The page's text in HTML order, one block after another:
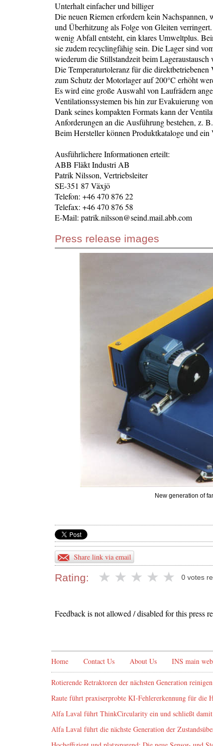
Unterhalt einfacher und billiger
Die neuen Riemen erfordern kein
und Überhitzung als Folge von Gleiten
wenig Abfall entsteht, ein klares Umweltplus.
sie zudem recyclingfähig sein. Die Lager sind
wiederum die Stillstandzeit beim Lageraustausch
Die Temperaturtoleranz für die
zum Schutz der Motorlager auf 200°C erhöht
Es wird eine große Auswahl von Laufrädern
Ventilationssystemen bis hin zur Evakuierung
Dank seines kompakten Formats kann der
Anforderungen an die Ausführung bestehen, z.
Beim Hersteller können Produktkataloge und
Ausführlichere Informationen erteilt:
ABB Fläkt Industri AB
Patrik Nilsson, Vertriebsleiter
SE-351 87 Växjö
Telefon: +46 470 876 22
Telefax: +46 470 876 58
E-Mail: patrik.nilsson@seind.mail.abb.com
Press release images
New generation of
Share link via email
Rating: 0 votes
Feedback is not allowed / disabled for this press
Home Contact Us About Us INS main
Rotierende Retraktoren der nächsten Generation
Raute führt praxiserprobte KI‑Fehlererkennung für die
Alfa Laval führt ThinkCircularity ein und schließt
Alfa Laval führt die nächste Generation der